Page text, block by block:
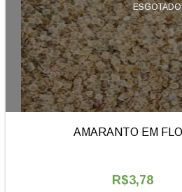
ESGOTADO
AMARANTO EM
R$3,78